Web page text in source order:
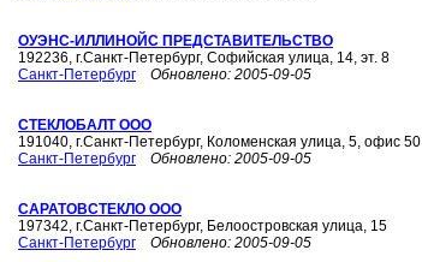
ОУЭНС-ИЛЛИНОЙС ПРЕДСТАВИТЕЛЬСТВО
192236, г.Санкт-Петербург, Софийская улица, 14, эт. 8
Санкт-Петербург
Обновлено: 2005-09-05
СТЕКЛОБАЛТ ООО
191040, г.Санкт-Петербург, Коломенская улица, 5, офис 50
Санкт-Петербург
Обновлено: 2005-09-05
САРАТОВСТЕКЛО ООО
197342, г.Санкт-Петербург, Белоостровская улица, 15
Санкт-Петербург
Обновлено: 2005-09-05